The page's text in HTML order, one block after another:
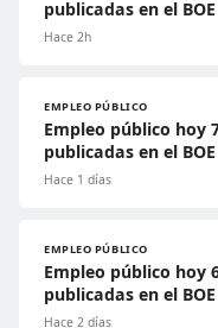
publicadas en el BOE
Hace 2h
EMPLEO PÚBLICO
Empleo público hoy
publicadas en el BOE
Hace 1 días
EMPLEO PÚBLICO
Empleo público hoy
publicadas en el BOE
Hace 2 días